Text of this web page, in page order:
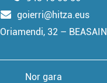
goierri@hitza.eus
Oriamendi, 32 – BEASAIN
Nor gara